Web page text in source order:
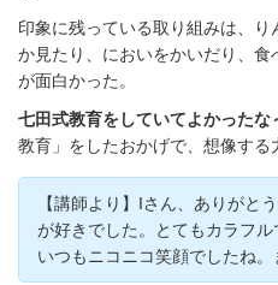
印象に残っている取り組みは、
か見たり、においをかいだり、
が面白かった。
七田式教育をしていてよかったな
教育」をしたおかげで、想像する
【講師より】Iさん、ありがと
が好きでした。とてもカラフル
いつもニコニコ笑顔でしたね。